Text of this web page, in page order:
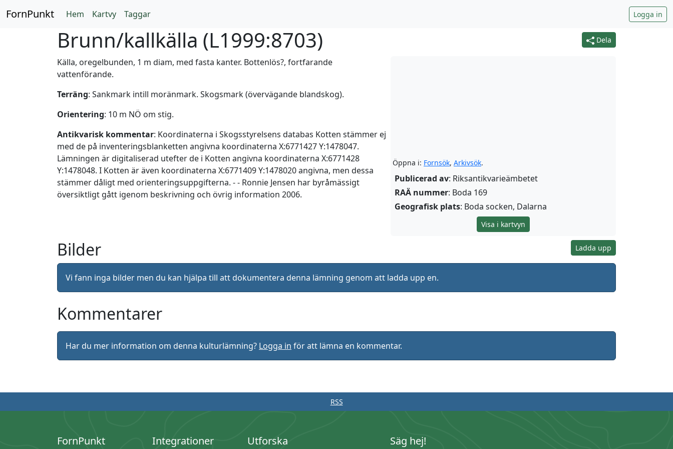
FornPunkt Hem Kartvy Taggar Logga in
Dela
Brunn/kallkälla (L1999:8703)
Öppna i: Fornsök, Arkivsök.
Publicerad av: Riksantikvarieämbetet
RAÄ nummer: Boda 169
Geografisk plats: Boda socken, Dalarna
Visa i kartvyn
Källa, oregelbunden, 1 m diam, med fasta kanter. Bottenlös?, fortfarande
vattenförande.
Terräng: Sankmark intill moränmark. Skogsmark (övervägande blandskog).
Orientering: 10 m NÖ om stig.
Antikvarisk kommentar: Koordinaterna i Skogsstyrelsens databas Kotten stämmer ej
med de på inventeringsblanketten angivna koordinaterna X:6771427 Y:1478047.
Lämningen är digitaliserad utefter de i Kotten angivna koordinaterna X:6771428
Y:1478048. I Kotten är även koordinaterna X:6771409 Y:1478020 angivna, men dessa
stämmer dåligt med orienteringsuppgifterna. - - Ronnie Jensen har byråmässigt
översiktligt gått igenom beskrivning och övrig information 2006.
Ladda upp
Bilder
Vi fann inga bilder men du kan hjälpa till att dokumentera denna lämning genom att ladda upp en.
Kommentarer
Har du mer information om denna kulturlämning? Logga in för att lämna en kommentar.
RSS
FornPunkt Integrationer Utforska Säg hej!